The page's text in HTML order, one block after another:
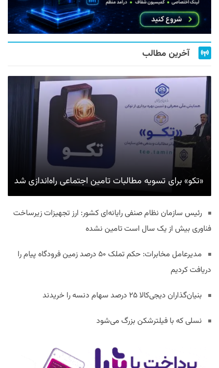
آخرین مطالب
«تکو» برای تسویه مطالبات تامین اجتماعی راه‌اندازی شد
رئیس سازمان نظام صنفی رایانه‌ای کشور: ارز تجهیزات زیرساخت
فناوری بیش از یک سال است تامین نشده
مدیرعامل مخابرات: حکم تملک ۵۰ درصد زمین فرودگاه پیام را
دریافت کردیم
بنیان‌گذاران دیجی‌کالا ۲۵ درصد سهام دنسه را خریدند
نسلی که با فیلترشکن بزرگ می‌شود